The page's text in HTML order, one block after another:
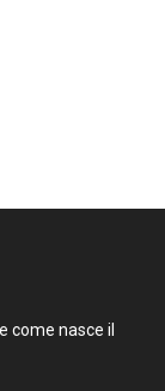
come nasce il